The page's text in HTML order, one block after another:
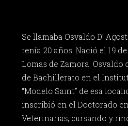
Se llamaba Osvaldo D’
tenía 20 años. Nació el 19
Lomas de Zamora. Osvaldo
de Bachillerato en el
“Modelo Saint” de esa
inscribió en el Doctorado
Veterinarias, cursando y